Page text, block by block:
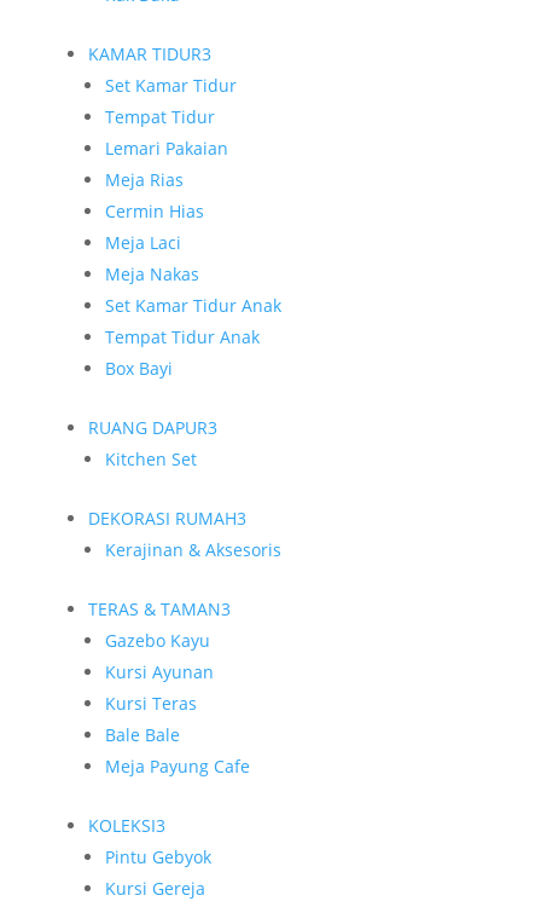
KAMAR TIDUR3
Set Kamar Tidur
Tempat Tidur
Lemari Pakaian
Meja Rias
Cermin Hias
Meja Laci
Meja Nakas
Set Kamar Tidur Anak
Tempat Tidur Anak
Box Bayi
RUANG DAPUR3
Kitchen Set
DEKORASI RUMAH3
Kerajinan & Aksesoris
TERAS & TAMAN3
Gazebo Kayu
Kursi Ayunan
Kursi Teras
Bale Bale
Meja Payung Cafe
KOLEKSI3
Pintu Gebyok
Kursi Gereja